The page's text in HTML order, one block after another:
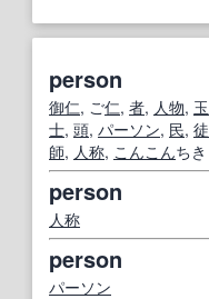
person
御仁, ご仁, 者, 人物, 玉
士, 頭, パーソン, 民, 徒
師, 人称, こんこんちき
person
人称
person
パーソン